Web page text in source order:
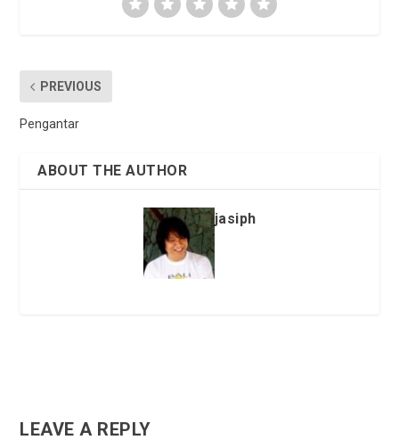
PREVIOUS
Pengantar
ABOUT THE AUTHOR
jasiph
LEAVE A REPLY